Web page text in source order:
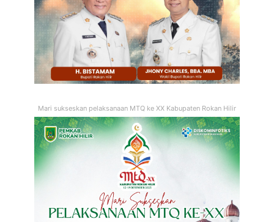
Mari sukseskan pelaksanaan MTQ ke XX Kabupaten Rokan Hilir